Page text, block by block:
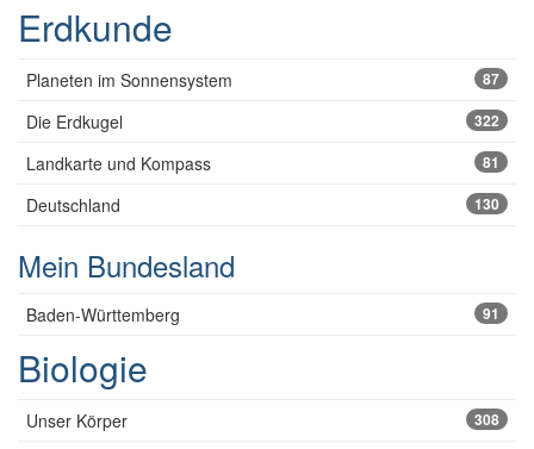
Erdkunde
Planeten im Sonnensystem 87
Die Erdkugel 322
Landkarte und Kompass 81
Deutschland 130
Mein Bundesland
Baden-Württemberg 91
Biologie
Unser Körper 308